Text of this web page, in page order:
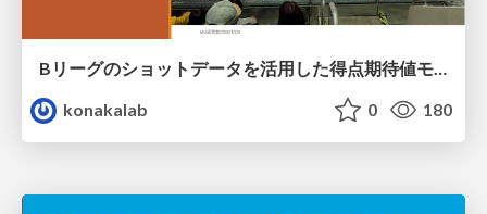
Bリーグのショットデータを活用した得点期待値モデルの構築 / Construction of expected points model using shot data of B.LEAGUE
konakalab
0 180